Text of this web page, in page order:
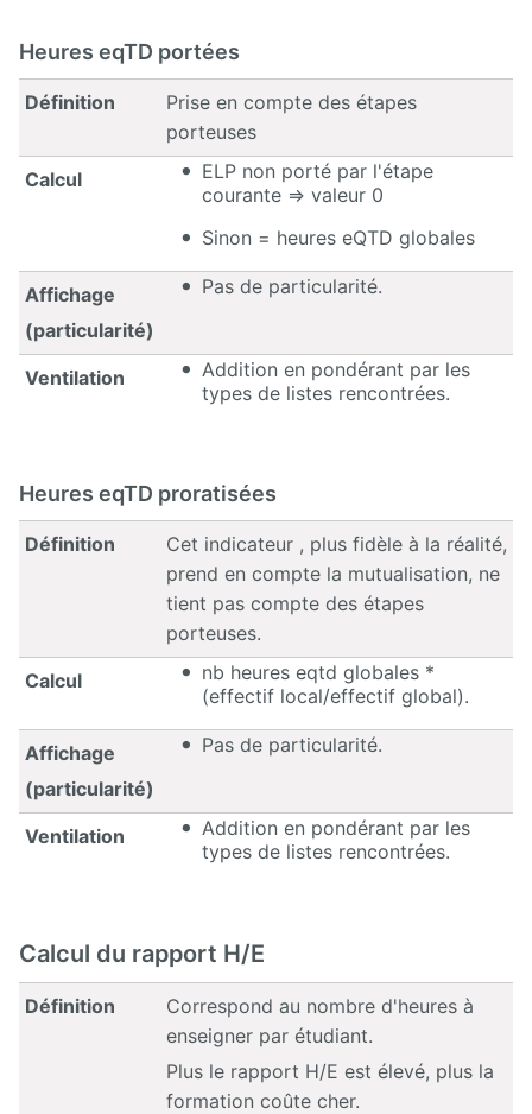
Heures eqTD portées
Définition
Prise en compte des étapes
porteuses
Calcul
ELP non porté par l'étape
courante => valeur 0
Sinon = heures eQTD globales
Affichage
(particularité)
Pas de particularité.
Ventilation
Addition en pondérant par les
types de listes rencontrées.
Heures eqTD proratisées
Définition
Cet indicateur , plus fidèle à la réalité,
prend en compte la mutualisation, ne
tient pas compte des étapes
porteuses.
Calcul
nb heures eqtd globales *
(effectif local/effectif global).
Affichage
(particularité)
Pas de particularité.
Ventilation
Addition en pondérant par les
types de listes rencontrées.
Calcul du rapport H/E
Définition
Correspond au nombre d'heures à
enseigner par étudiant.
Plus le rapport H/E est élevé, plus la
formation coûte cher.